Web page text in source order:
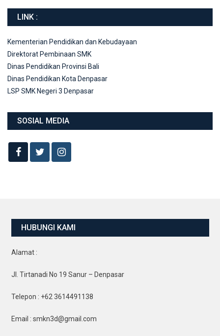
LINK :
Kementerian Pendidikan dan Kebudayaan
Direktorat Pembinaan SMK
Dinas Pendidikan Provinsi Bali
Dinas Pendidikan Kota Denpasar
LSP SMK Negeri 3 Denpasar
SOSIAL MEDIA
HUBUNGI KAMI
Alamat :
Jl. Tirtanadi No 19 Sanur – Denpasar
Telepon : +62 3614491138
Email : smkn3d@gmail.com